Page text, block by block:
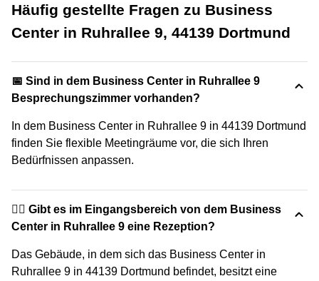
Häufig gestellte Fragen zu Business
Center in Ruhrallee 9, 44139 Dortmund
📅 Sind in dem Business Center in Ruhrallee 9
Besprechungszimmer vorhanden?
In dem Business Center in Ruhrallee 9 in 44139 Dortmund
finden Sie flexible Meetingräume vor, die sich Ihren
Bedürfnissen anpassen.
🙋‍♀️ Gibt es im Eingangsbereich von dem Business
Center in Ruhrallee 9 eine Rezeption?
Das Gebäude, in dem sich das Business Center in
Ruhrallee 9 in 44139 Dortmund befindet, besitzt eine